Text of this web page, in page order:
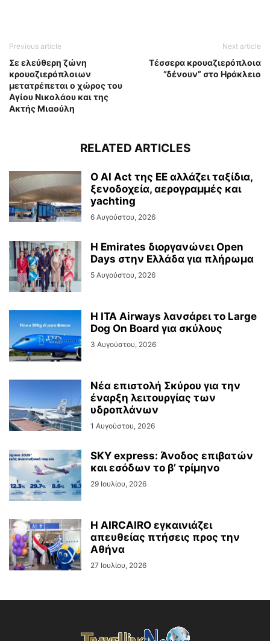
Previous article
Σε ελεύθερη ζώνη
κρουαζιερόπλοιων
μετατρέπεται ο χώρος του
Αγίου Νικολάου και της
Ακτής Μιαούλη
Next article
Τέσσερα κρουαζιερόπλοια
”δένουν” στο Ηράκλειο
RELATED ARTICLES
Ο AI Act της ΕΕ αλλάζει ταξίδια,
ξενοδοχεία, αερογραμμές και
yachting
6 Αυγούστου, 2026
Η Emirates διοργανώνει Open
Days στην Ελλάδα για πλήρωμα
5 Αυγούστου, 2026
Η ITA Airways λανσάρει το Large
Dog On Board για σκύλους
3 Αυγούστου, 2026
Νέα επιστολή Σκύρου για την
έναρξη λειτουργίας των
υδροπλάνων
1 Αυγούστου, 2026
SKY express: Άνοδος επιβατών
και εσόδων το β’ τρίμηνο
29 Ιουλίου, 2026
Η AIRCAIRO εγκαινιάζει
απευθείας πτήσεις προς την
Αθήνα
27 Ιουλίου, 2026